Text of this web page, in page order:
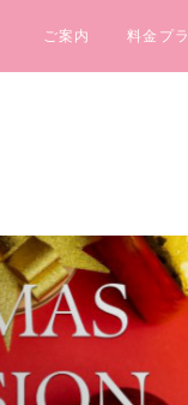
ご案内 料金プ